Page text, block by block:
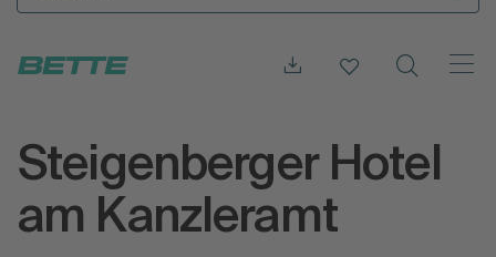
Steigenberger Hotel
am Kanzleramt